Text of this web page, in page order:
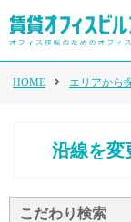
HOME エリアから
沿線を変
こだわり検索